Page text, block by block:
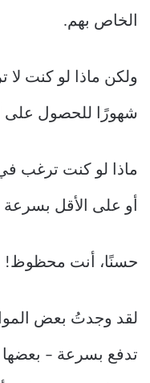
الخاص بهم.
ولكن ماذا لو كنت لا
شهورًا للحصول على
ماذا لو كنت ترغب
أو على الأقل
حسنًا، أنت محظوظ!
لقد وجدتُ بعض
تدفع بسرعة – بعضها